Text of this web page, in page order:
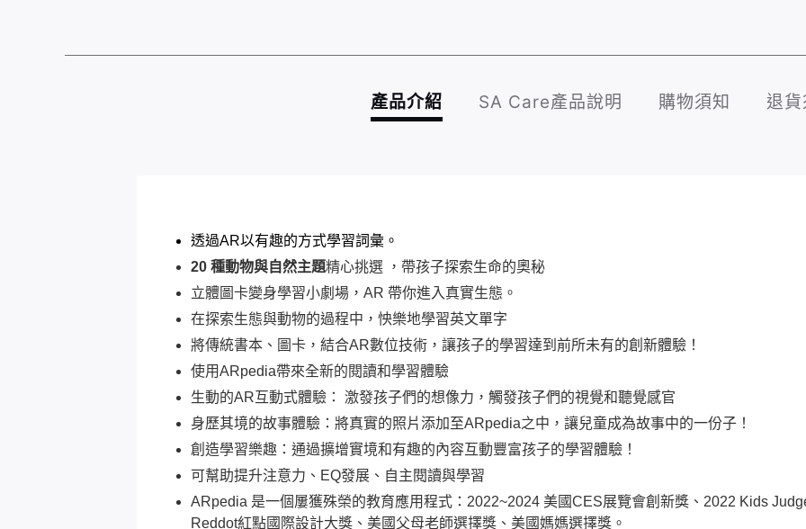
產品介紹 SA Care產品說明 購物須知 退
透過AR以有趣的方式學習詞彙。
20 種動物與自然主題精心挑選 ，帶孩子探索生命的奧秘
立體圖卡變身學習小劇場，AR 帶你進入真實生態。
在探索生態與動物的過程中，怏樂地學習英文單字
將傳統書本、圖卡，結合AR數位技術，讓孩子的學習達到前所未有的創新體驗！
使用ARpedia帶來全新的閱讀和學習體驗
生動的AR互動式體驗： 激發孩子們的想像力，觸發孩子們的視覺和聽覺感官
身歷其境的故事體驗：將真實的照片添加至ARpedia之中，讓兒童成為故事中的一份子！
創造學習樂趣：通過擴增實境和有趣的內容互動豐富孩子的學習體驗！
可幫助提升注意力、EQ發展、自主閱讀與學習
ARpedia 是一個屢獲殊榮的教育應用程式：2022~2024 美國CES展覽會創新獎、2022 Kids
Reddot紅點國際設計大獎、美國父母老師選擇獎、美國媽媽選擇獎。